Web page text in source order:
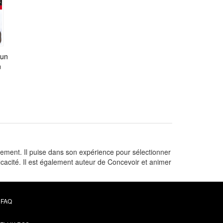
Il puise dans son expérience pour sélectionner
Il est également auteur de Concevoir et animer
FAQ